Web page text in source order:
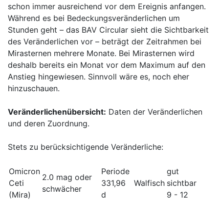
schon immer ausreichend vor dem Ereignis anfangen.
Während es bei Bedeckungsveränderlichen um
Stunden geht – das BAV Circular sieht die Sichtbarkeit
des Veränderlichen vor – beträgt der Zeitrahmen bei
Mirasternen mehrere Monate. Bei Mirasternen wird
deshalb bereits ein Monat vor dem Maximum auf den
Anstieg hingewiesen. Sinnvoll wäre es, noch eher
hinzuschauen.
Veränderlichenübersicht: Daten der Veränderlichen
und deren Zuordnung.
Stets zu berücksichtigende Veränderliche:
Omicron
Ceti
(Mira)
2.0 mag oder
schwächer
Periode
331,96
d
Walfisch
gut
sichtbar
9 - 12